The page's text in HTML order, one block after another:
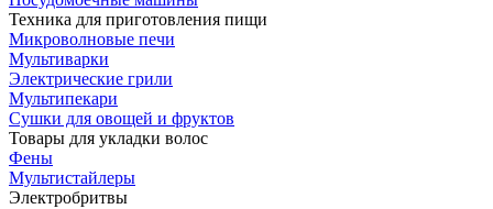
Техника для приготовления пищи
Микроволновые печи
Мультиварки
Электрические грили
Мультипекари
Сушки для овощей и фруктов
Товары для укладки волос
Фены
Мультистайлеры
Электробритвы